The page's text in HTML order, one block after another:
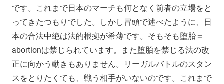
です。これまで日本のマーチも何となく前者の立場をと
ってきたつもりでした。しかし冒頭で述べたように、日
本の合法中絶は法的根拠が希薄です。そもそも堕胎＝
abortionは禁じられています。また堕胎を禁じる法の改
正に向かう動きもありません。リーガルバトルのスタン
スをとりたくても、戦う相手がいないのです。これまで